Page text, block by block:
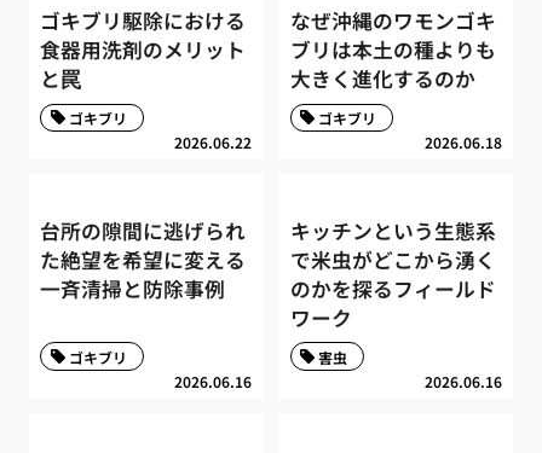
ゴキブリ駆除における
食器用洗剤のメリット
と罠
2026.06.22
ゴキブリ
なぜ沖縄のワモンゴキ
ブリは本土の種よりも
大きく進化するのか
2026.06.18
ゴキブリ
台所の隙間に逃げられ
た絶望を希望に変える
一斉清掃と防除事例
2026.06.16
ゴキブリ
キッチンという生態系
で米虫がどこから湧く
のかを探るフィールド
ワーク
2026.06.16
害虫